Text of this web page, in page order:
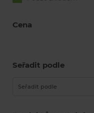
Cena
Seřadit podle
Seřadit podle